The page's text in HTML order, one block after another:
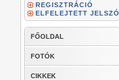
REGISZTRÁCIÓ
ELFELEJTETT JELSZÓ
FŐOLDAL
FOTÓK
CIKKEK